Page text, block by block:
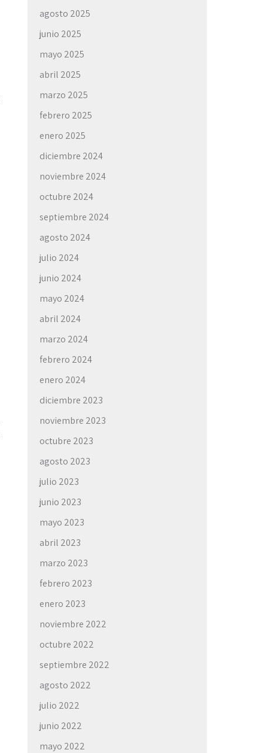
agosto 2025
junio 2025
mayo 2025
abril 2025
marzo 2025
febrero 2025
enero 2025
diciembre 2024
noviembre 2024
octubre 2024
septiembre 2024
agosto 2024
julio 2024
junio 2024
mayo 2024
abril 2024
marzo 2024
febrero 2024
enero 2024
diciembre 2023
noviembre 2023
octubre 2023
agosto 2023
julio 2023
junio 2023
mayo 2023
abril 2023
marzo 2023
febrero 2023
enero 2023
noviembre 2022
octubre 2022
septiembre 2022
agosto 2022
julio 2022
junio 2022
mayo 2022